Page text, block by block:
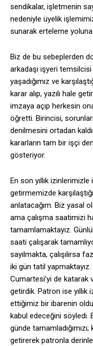
sendikalar, işletmenin
nedeniyle üyelik
sunarak erteleme
Biz de bu sebeplerden
arkadaşı işyeri
yaşadığımız ve
karar alıp, yazılı hale
imzaya açıp herkesin
öğretti. Birincisi,
denilmesini ortadan
kararların tam bir işçi
gösteriyor.
En son yıllık izinlerimizle
getirmemizde
anlatacağım. Biz yasal
ama çalışma saatimizi
tamamlamaktayız.
saati çalışarak
sayılmakta, çalışılırsa
iki gün tatil
Cumartesi’yi de katarak
getirdik. Patron ise
ettiğimiz bir ibarenin
kabul edeceğini söyledi.
günde
getirerek patronla